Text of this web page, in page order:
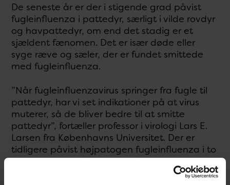
De seneste år er der i stigende grad påvist
fugleinfluenza i pattedyr, særligt i vilde rovdyr
og havpattedyr, om end det stadig er et
sjældent fænomen. Det er især døde eller
syge ræve og sæler, der er fundet smittede
med fugleinfluenza.
”Når fugleinfluenzavirus springer fra fugle til
pattedyr, har vi set indikationer på at virus
muterer, så de bliver bedre til at smitte
pattedyr”, fortæller professor i virologi Lars E.
Larsen fra Københavns Universitet. Der er
tidligere påvist højpatogen fugleinfluenza i to
spættede sæler fra 2021 og fire ræve i 2022 i